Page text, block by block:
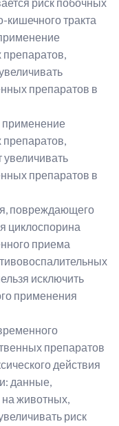
кишечного тракта
препаратов в
препаратов в
повреждающего
циклоспорина
приема
исключить
применения
препаратов
действия
данные,
животных,
риск